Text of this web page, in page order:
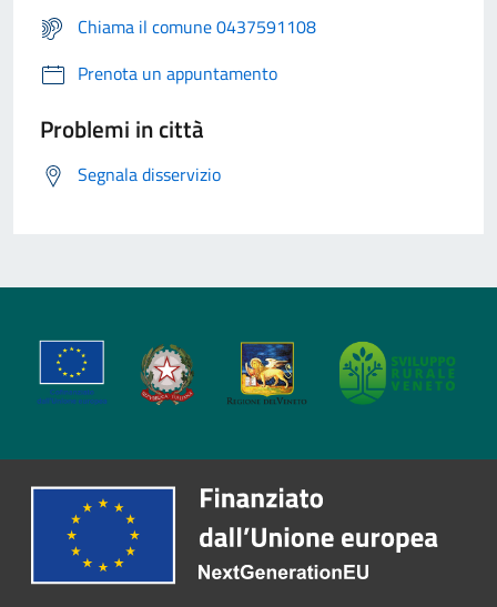
Chiama il comune 0437591108
Prenota un appuntamento
Problemi in città
Segnala disservizio